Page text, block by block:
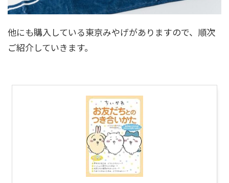
他にも購入している東京みやげがありますので、順次
ご紹介していきます。